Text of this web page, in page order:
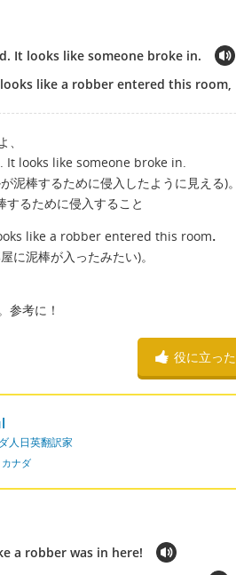
It looks like someone broke in.
like a robber entered this room,
looks like someone broke in.
泥棒するために侵入したように見える)。
るために侵入すること
like a robber entered this room．
に泥棒が入ったみたい)。
参考に！
役に立った
人日英翻訳家
カナダ
a robber was in here!